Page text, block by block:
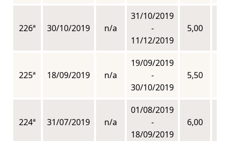
226ª 30/10/2019 n/a
31/10/2019
-
11/12/2019
5,00
225ª 18/09/2019 n/a
19/09/2019
-
30/10/2019
5,50
224ª 31/07/2019 n/a
01/08/2019
-
18/09/2019
6,00